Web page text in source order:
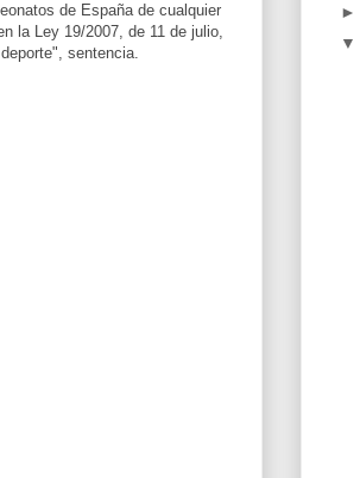
de España de cualquier
la Ley 19/2007, de 11 de julio,
sentencia.
►
▼